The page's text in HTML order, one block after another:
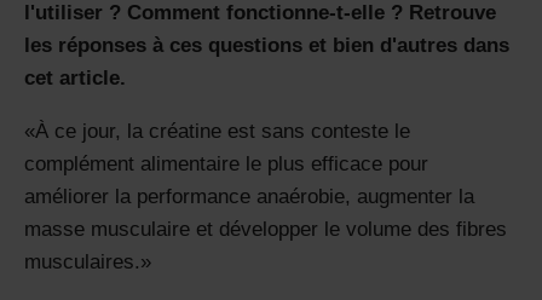
l'utiliser ? Comment fonctionne-t-elle ? Retrouve
les réponses à ces questions et bien d'autres dans
cet article.
À ce jour, la créatine est sans conteste le
complément alimentaire le plus efficace pour
améliorer la performance anaérobie, augmenter la
masse musculaire et développer le volume des fibres
musculaires.